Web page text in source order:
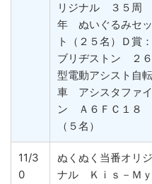
リジナル ３５周
年 ぬいぐるみセッ
ト（２５名）Ｄ賞：
ブリヂストン ２６
型電動アシスト自転
車 アシスタファイ
ン Ａ６ＦＣ１８
（５名）
11/3
0
ぬくぬく当番オリジ
ナル Ｋｉｓ－Ｍｙ